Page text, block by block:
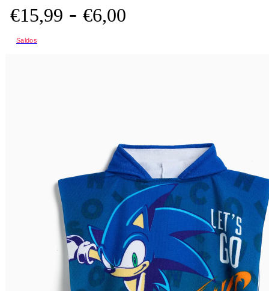
€15,99 - €6,00
Saldos